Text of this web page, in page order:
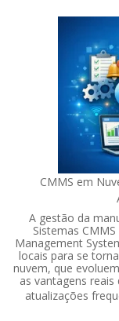
CMMS em
A gestão da
Sistemas
Management
locais para se
nuvem, que
as vantagens
atualizações